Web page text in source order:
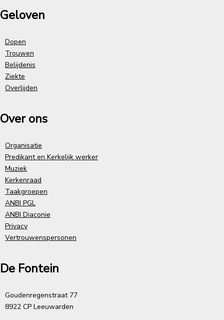
Geloven
Dopen
Trouwen
Belijdenis
Ziekte
Overlijden
Over ons
Organisatie
Predikant en Kerkelijk werker
Muziek
Kerkenraad
Taakgroepen
ANBI PGL
ANBI Diaconie
Privacy
Vertrouwenspersonen
De Fontein
Goudenregenstraat 77
8922 CP Leeuwarden